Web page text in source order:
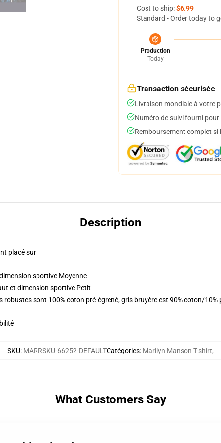
Cost to ship:$6.99
Standard - Order today to
Production
Today
Transaction sécurisée
Livraison mondiale à votre
Numéro de suivi fourni pour
Remboursement complet si
Description
placé sur
sportive Moyenne
et dimension sportive Petit
sont 100% coton pré-égrené, gris bruyère est 90% coton/10%
SKU: MARRSKU-66252-DEFAULTCatégories: Marilyn Manson T-shirt,
What Customers Say